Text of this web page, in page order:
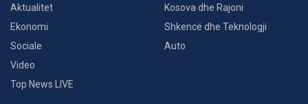
Aktualitet
Ekonomi
Sociale
Video
Top News LIVE
Kosova dhe Rajoni
Shkencë dhe Teknologji
Auto